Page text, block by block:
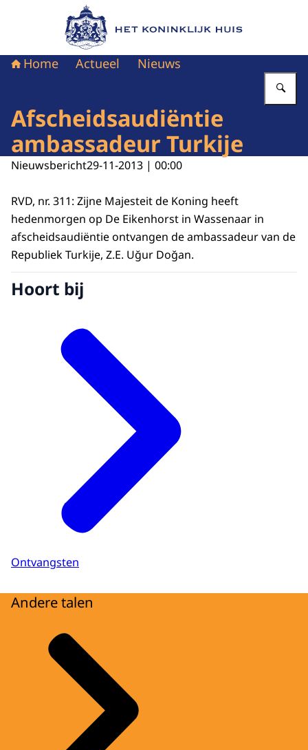
Naar de homepage van Het Koninklijk Huis
Home Actueel Nieuws
Afscheidsaudiëntie
ambassadeur Turkije
Nieuwsbericht29-11-2013 | 00:00
RVD, nr. 311: Zijne Majesteit de Koning heeft
hedenmorgen op De Eikenhorst in Wassenaar in
afscheidsaudiëntie ontvangen de ambassadeur van de
Republiek Turkije, Z.E. Uğur Doğan.
Hoort bij
Ontvangsten
Andere talen